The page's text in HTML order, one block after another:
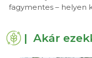
fagymentes – helyen
| Akár